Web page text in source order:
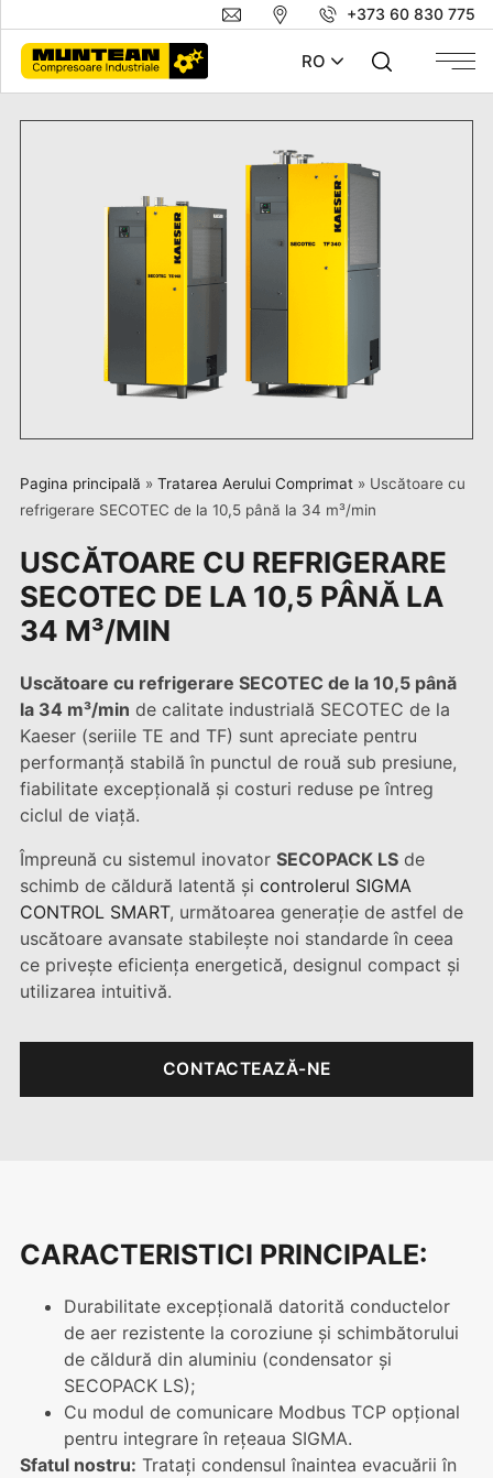
+373 60 830 775
RO
Pagina principală » Tratarea Aerului Comprimat » Uscătoare cu
refrigerare SECOTEC de la 10,5 până la 34 m³/min
USCĂTOARE CU REFRIGERARE
SECOTEC DE LA 10,5 PÂNĂ LA
34 M³/MIN
Uscătoare cu refrigerare SECOTEC de la 10,5 până
la 34 m³/min de calitate industrială SECOTEC de la
Kaeser (seriile TE and TF) sunt apreciate pentru
performanță stabilă în punctul de rouă sub presiune,
fiabilitate excepțională și costuri reduse pe întreg
ciclul de viață.
Împreună cu sistemul inovator SECOPACK LS de
schimb de căldură latentă și controlerul SIGMA
CONTROL SMART, următoarea generație de astfel de
uscătoare avansate stabilește noi standarde în ceea
ce privește eficiența energetică, designul compact și
utilizarea intuitivă.
CONTACTEAZĂ-NE
CARACTERISTICI PRINCIPALE:
Durabilitate excepțională datorită conductelor
de aer rezistente la coroziune și schimbătorului
de căldură din aluminiu (condensator și
SECOPACK LS);
Cu modul de comunicare Modbus TCP opțional
pentru integrare în rețeaua SIGMA.
Sfatul nostru: Tratați condensul înaintea evacuării în